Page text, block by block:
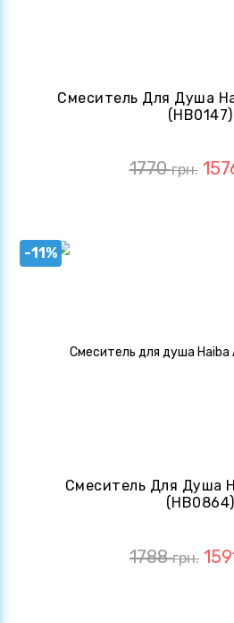
Смеситель Для Душа
(HB0147)
1770грн.
-11%
Смеситель Для Душа
(HB0864)
1788грн.